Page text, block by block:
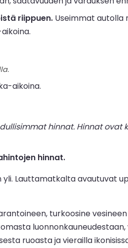
riippuen. Useimmat
aikoina.
hinnat. Hinnat ovat
hinnat.
Lauttamatkalta avautuvat
turkoosine
ruoasta ja vierailla